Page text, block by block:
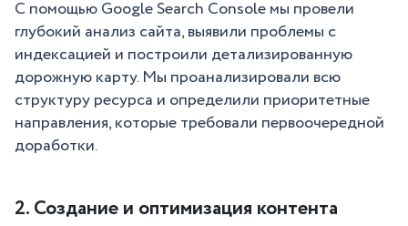
С помощью Google Search Console мы провели
глубокий анализ сайта, выявили проблемы с
индексацией и построили детализированную
дорожную карту. Мы проанализировали всю
структуру ресурса и определили приоритетные
направления, которые требовали первоочередной
доработки.
2. Создание и оптимизация контента